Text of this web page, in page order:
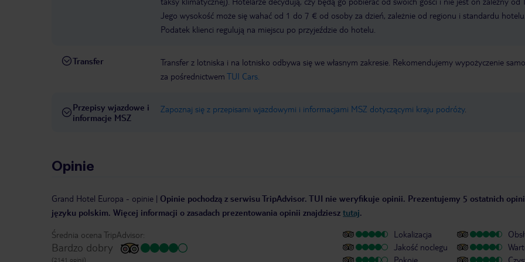
Jego wysokość może się wahać od 1 do 7 € od osoby za dzień, zależnie od regionu i standardu hotelu.
Podatek klienci regulują na miejscu po przyjeździe do hotelu.
Transfer
Transfer z lotniska i na lotnisko odbywa się we własnym zakresie. Rekomendujemy wypożyczenie
za pośrednictwem TUI Cars.
Przepisy wjazdowe i
informacje MSZ
Zapoznaj się z przepisami wjazdowymi i informacjami MSZ dotyczącymi kraju podróży.
Opinie
Grand Hotel Europa - opinie | Opinie pochodzą z serwisu TripAdvisor. TUI nie weryfikuje opinii. Prezentujemy 5 ostatnich
języku polskim. Więcej informacji o zasadach prezentowania opinii znajdziesz tutaj.
Średnia ocena TripAdvisor:
Bardzo dobry
(2141 opinii)
Lokalizacja
Jakość noclegu
Pokoje